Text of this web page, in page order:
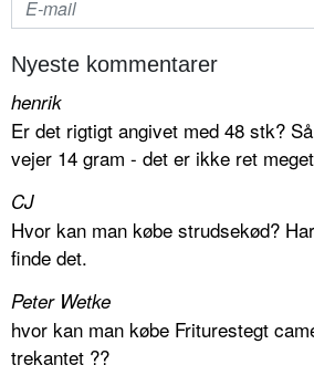
Nyeste kommentarer
henrik
Er det rigtigt angivet med 48 stk?
vejer 14 gram - det er ikke ret
CJ
Hvor kan man købe strudsekød?
finde det.
Peter Wetke
hvor kan man købe Friturestegt
trekantet ??